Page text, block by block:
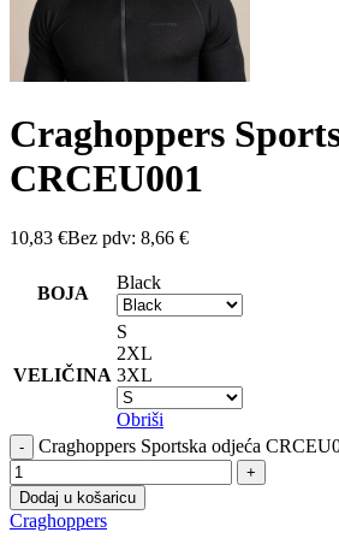
Craghoppers
CRCEU001
10,83 €Bez pdv: 8,66 €
BOJA
Black
VELIČINA
S
2XL
3XL
Obriši
Craghoppers Sportska odjeća
Dodaj u košaricu
Craghoppers